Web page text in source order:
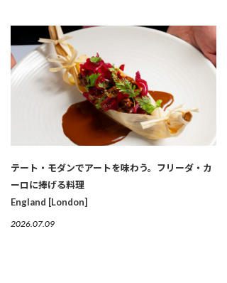
テート・モダンでアートを味わう。フリーダ・カ
ーロに捧げる料理
England [London]
2026.07.09